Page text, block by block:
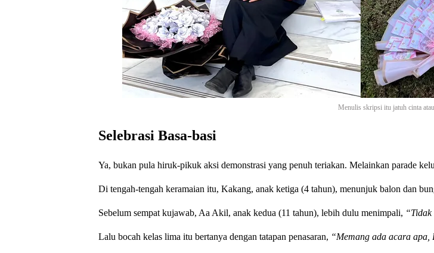
Menulis skripsi itu jatuh cinta
Selebrasi Basa-basi
Ya, bukan pula hiruk-pikuk aksi demonstrasi yang penuh teriakan. Melainkan parade
Di tengah-tengah keramaian itu, Kakang, anak ketiga (4 tahun), menunjuk balon dan
Sebelum sempat kujawab, Aa Akil, anak kedua (11 tahun), lebih dulu menimpali,
Lalu bocah kelas lima itu bertanya dengan tatapan penasaran, “Memang ada acara